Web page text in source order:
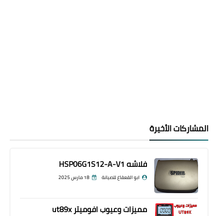
المشاركات الأخيرة
فلاشه HSP06G1S12-A-V1
ابو القعقاع للصيانة 18 مارس 2025
مميزات وعيوب افوميتر ut89x